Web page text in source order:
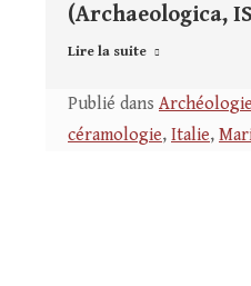
(Archaeologica,
Lire la suite
Publié dans
céramologie, Italie,